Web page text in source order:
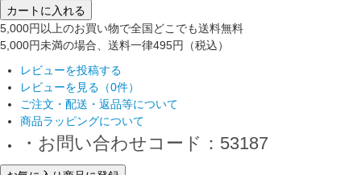
カートに入れる
5,000円以上のお買い物で全国どこでも送料無料
5,000円未満の場合、送料一律495円（税込）
レビューを投稿する
レビューを見る（0件）
ご注文・配送・返品等について
商品ラッピングについて
・お問い合わせコード：53187